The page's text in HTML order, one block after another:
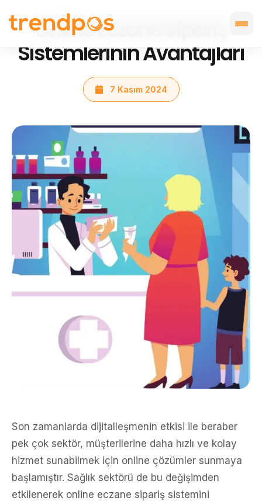
Online Eczane Sipariş
Sistemlerinin Avantajları
7 Kasım 2024
Son zamanlarda dijitalleşmenin etkisi ile beraber
pek çok sektör, müşterilerine daha hızlı ve kolay
hizmet sunabilmek için online çözümler sunmaya
başlamıştır. Sağlık sektörü de bu değişimden
etkilenerek online eczane sipariş sistemini